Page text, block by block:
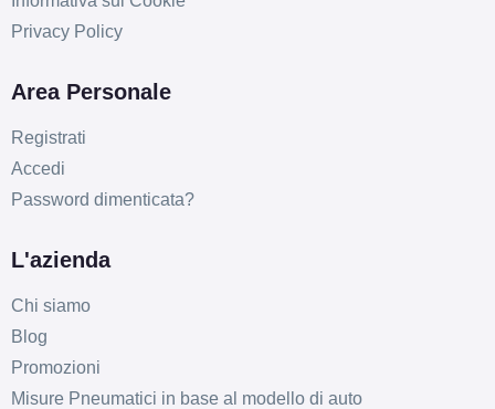
Privacy Policy
Area Personale
Registrati
Accedi
Password dimenticata?
L'azienda
Chi siamo
Blog
Promozioni
Misure Pneumatici in base al modello di auto